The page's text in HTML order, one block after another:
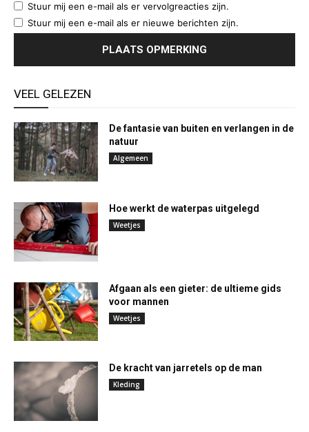
Stuur mij een e-mail als er vervolgreacties zijn.
Stuur mij een e-mail als er nieuwe berichten zijn.
VEEL GELEZEN
De fantasie van buiten en verlangen in de
natuur
Algemeen
Hoe werkt de waterpas uitgelegd
Weetjes
Afgaan als een gieter: de ultieme gids
voor mannen
Weetjes
De kracht van jarretels op de man
Kleding